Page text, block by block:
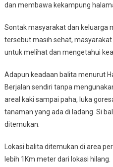
dan membawa kekampung
Sontak masyarakat dan keluarga
tersebut masih sehat,
untuk melihat dan mengetahui
Adapun keadaan balita menurut
Berjalan sendiri tanpa
areal kaki sampai paha, luka
tanaman yang ada di ladang. Si
ditemukan.
Lokasi balita ditemukan di area
lebih 1Km meter dari lokasi hilang.